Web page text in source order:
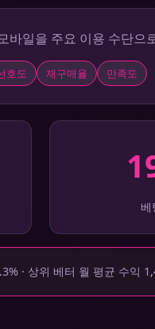
바일을 주요 이용 수단으
호도 재구매율 만족도
베
· 상위 베터 월 평균 수익